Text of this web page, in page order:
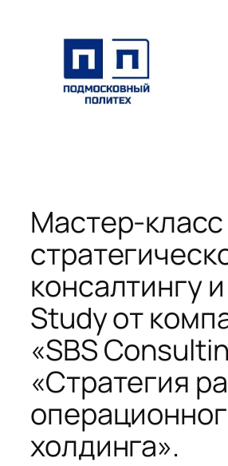
содержимому
Мастер-
консалтингу
Study от
«SBS
«Стратегия
холдинга».